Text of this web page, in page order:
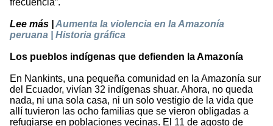
frecuencia”.
Lee más | Aumenta la violencia en la Amazonía
peruana | Historia gráfica
Los pueblos indígenas que defienden la Amazonía
En Nankints, una pequeña comunidad en la Amazonía sur
del Ecuador, vivían 32 indígenas shuar. Ahora, no queda
nada, ni una sola casa, ni un solo vestigio de la vida que
allí tuvieron las ocho familias que se vieron obligadas a
refugiarse en poblaciones vecinas. El 11 de agosto de